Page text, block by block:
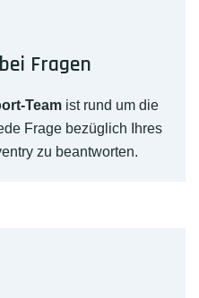
Fragen
Teamist rund um die
Frage bezüglich Ihres
zu beantworten.